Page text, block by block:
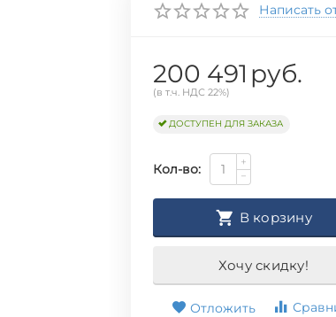
Написать
200 491 руб.
(в т.ч. НДС 22%)
ДОСТУПЕН ДЛЯ ЗАКАЗА
Кол-во:
+
−
В корзину
Хочу скидку!
Отложить